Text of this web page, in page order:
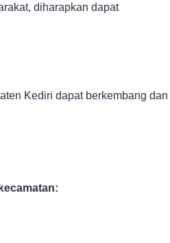
diharapkan dapat
Kediri dapat berkembang dan